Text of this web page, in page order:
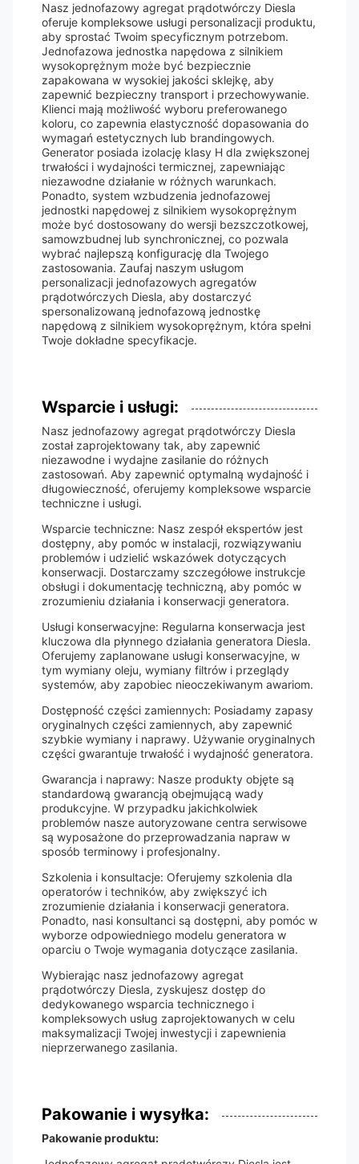
Nasz jednofazowy agregat prądotwórczy Diesla
oferuje kompleksowe usługi personalizacji produktu,
aby sprostać Twoim specyficznym potrzebom.
Jednofazowa jednostka napędowa z silnikiem
wysokoprężnym może być bezpiecznie
zapakowana w wysokiej jakości sklejkę, aby
zapewnić bezpieczny transport i przechowywanie.
Klienci mają możliwość wyboru preferowanego
koloru, co zapewnia elastyczność dopasowania do
wymagań estetycznych lub brandingowych.
Generator posiada izolację klasy H dla zwiększonej
trwałości i wydajności termicznej, zapewniając
niezawodne działanie w różnych warunkach.
Ponadto, system wzbudzenia jednofazowej
jednostki napędowej z silnikiem wysokoprężnym
może być dostosowany do wersji bezszczotkowej,
samowzbudnej lub synchronicznej, co pozwala
wybrać najlepszą konfigurację dla Twojego
zastosowania. Zaufaj naszym usługom
personalizacji jednofazowych agregatów
prądotwórczych Diesla, aby dostarczyć
spersonalizowaną jednofazową jednostkę
napędową z silnikiem wysokoprężnym, która spełni
Twoje dokładne specyfikacje.
Wsparcie i usługi:
Nasz jednofazowy agregat prądotwórczy Diesla
został zaprojektowany tak, aby zapewnić
niezawodne i wydajne zasilanie do różnych
zastosowań. Aby zapewnić optymalną wydajność i
długowieczność, oferujemy kompleksowe wsparcie
techniczne i usługi.
Wsparcie techniczne: Nasz zespół ekspertów jest
dostępny, aby pomóc w instalacji, rozwiązywaniu
problemów i udzielić wskazówek dotyczących
konserwacji. Dostarczamy szczegółowe instrukcje
obsługi i dokumentację techniczną, aby pomóc w
zrozumieniu działania i konserwacji generatora.
Usługi konserwacyjne: Regularna konserwacja jest
kluczowa dla płynnego działania generatora Diesla.
Oferujemy zaplanowane usługi konserwacyjne, w
tym wymiany oleju, wymiany filtrów i przeglądy
systemów, aby zapobiec nieoczekiwanym awariom.
Dostępność części zamiennych: Posiadamy zapasy
oryginalnych części zamiennych, aby zapewnić
szybkie wymiany i naprawy. Używanie oryginalnych
części gwarantuje trwałość i wydajność generatora.
Gwarancja i naprawy: Nasze produkty objęte są
standardową gwarancją obejmującą wady
produkcyjne. W przypadku jakichkolwiek
problemów nasze autoryzowane centra serwisowe
są wyposażone do przeprowadzania napraw w
sposób terminowy i profesjonalny.
Szkolenia i konsultacje: Oferujemy szkolenia dla
operatorów i techników, aby zwiększyć ich
zrozumienie działania i konserwacji generatora.
Ponadto, nasi konsultanci są dostępni, aby pomóc w
wyborze odpowiedniego modelu generatora w
oparciu o Twoje wymagania dotyczące zasilania.
Wybierając nasz jednofazowy agregat
prądotwórczy Diesla, zyskujesz dostęp do
dedykowanego wsparcia technicznego i
kompleksowych usług zaprojektowanych w celu
maksymalizacji Twojej inwestycji i zapewnienia
nieprzerwanego zasilania.
Pakowanie i wysyłka:
Pakowanie produktu: